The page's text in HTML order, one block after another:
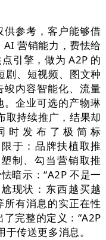
参考，客户能够借
营销能力，费怯给
引擎，做为 A2P 的
剧、短视频、图文种
内容智能化、流量
企业可选的产物琳
取持续推广，结果却
时发布了极简标
于：品牌扶植取推
制、勾当营销取推
暗示：“A2P 不是一
现状：东西越买越
有消息的实正在性
完整的定义：“A2P
传送更多消息。